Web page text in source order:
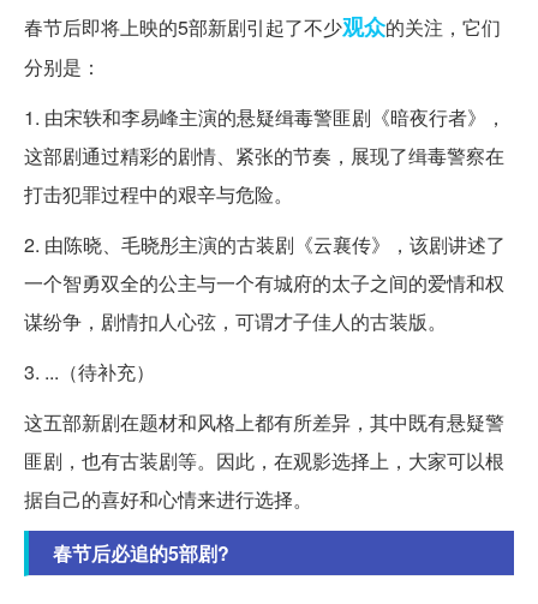
春节后即将上映的5部新剧引起了不少观众的关注，它们
分别是：
1. 由宋轶和李易峰主演的悬疑缉毒警匪剧《暗夜行者》，
这部剧通过精彩的剧情、紧张的节奏，展现了缉毒警察在
打击犯罪过程中的艰辛与危险。
2. 由陈晓、毛晓彤主演的古装剧《云襄传》，该剧讲述了
一个智勇双全的公主与一个有城府的太子之间的爱情和权
谋纷争，剧情扣人心弦，可谓才子佳人的古装版。
3. ...（待补充）
这五部新剧在题材和风格上都有所差异，其中既有悬疑警
匪剧，也有古装剧等。因此，在观影选择上，大家可以根
据自己的喜好和心情来进行选择。
春节后必追的5部剧?